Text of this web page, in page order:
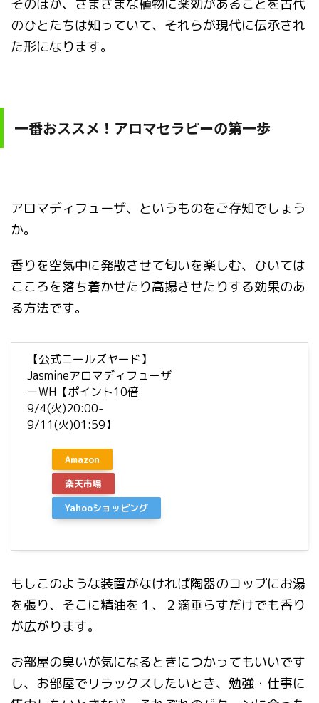
そのほか、さまざまな植物に薬効があることを古代
のひとたちは知っていて、それらが現代に伝承され
た形になります。
一番おススメ！アロマセラピーの第一歩
アロマディフューザ、というものをご存知でしょう
か。
香りを空気中に発散させて匂いを楽しむ、ひいては
こころを落ち着かせたり高揚させたりする効果のあ
る方法です。
【公式ニールズヤード】
Jasmineアロマディフューザ
ーWH【ポイント10倍
9/4(火)20:00-
9/11(火)01:59】
Amazon
楽天市場
Yahooショッピング
もしこのような装置がなければ陶器のコップにお湯
を張り、そこに精油を１、２滴垂らすだけでも香り
が広がります。
お部屋の臭いが気になるときにつかってもいいです
し、お部屋でリラックスしたいとき、勉強・仕事に